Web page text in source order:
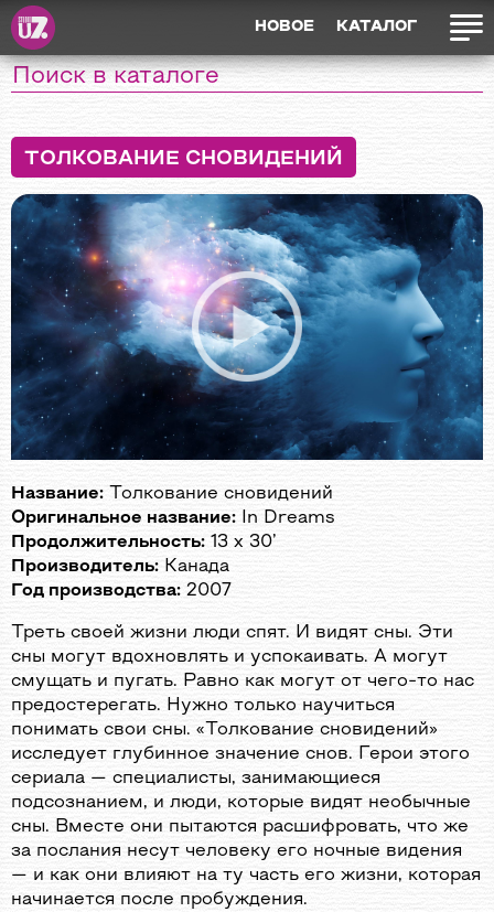
НОВОЕ КАТАЛОГ
ТОЛКОВАНИЕ СНОВИДЕНИЙ
Название: Толкование сновидений
Оригинальное название: In Dreams
Продолжительность: 13 х 30’
Производитель: Канада
Год производства: 2007
Треть своей жизни люди спят. И видят сны. Эти
сны могут вдохновлять и успокаивать. А могут
смущать и пугать. Равно как могут от чего-то нас
предостерегать. Нужно только научиться
понимать свои сны. «Толкование сновидений»
исследует глубинное значение снов. Герои этого
сериала — специалисты, занимающиеся
подсознанием, и люди, которые видят необычные
сны. Вместе они пытаются расшифровать, что же
за послания несут человеку его ночные видения
— и как они влияют на ту часть его жизни, которая
начинается после пробуждения.